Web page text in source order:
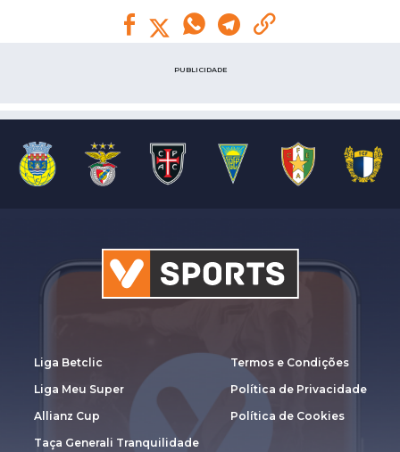
PUBLICIDADE
Liga Betclic
Liga Meu Super
Allianz Cup
Taça Generali Tranquilidade
Termos e Condições
Política de Privacidade
Política de Cookies